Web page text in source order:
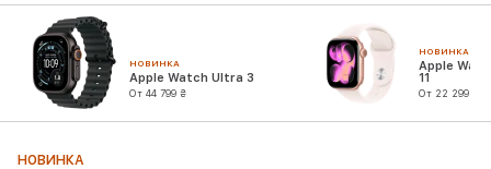
НОВИНКА
Apple Watch Ultra 3
От 44 799 ₴
НОВИНКА
Apple
11
От 22 299 ₴
НОВИНКА